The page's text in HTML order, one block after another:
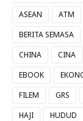
ASEAN
ATM
BERITA SEMASA
CHINA
CINA
EBOOK
FILEM
GRS
HAJI
HUDUD